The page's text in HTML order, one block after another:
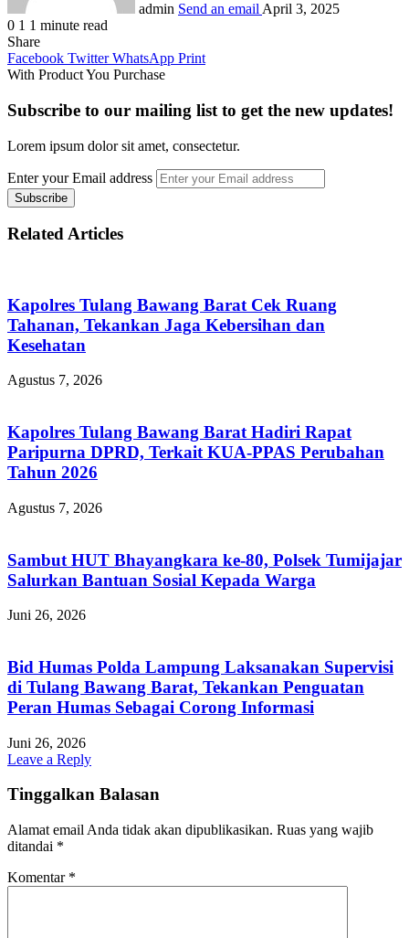
admin Send an email April 3, 2025
0 1 1 minute read
Share
Facebook Twitter WhatsApp Print
With Product You Purchase
Subscribe to our mailing list to get the new updates!
Lorem ipsum dolor sit amet, consectetur.
Enter your Email address
Related Articles
Kapolres Tulang Bawang Barat Cek Ruang
Tahanan, Tekankan Jaga Kebersihan dan
Kesehatan
Agustus 7, 2026
Kapolres Tulang Bawang Barat Hadiri Rapat
Paripurna DPRD, Terkait KUA-PPAS Perubahan
Tahun 2026
Agustus 7, 2026
Sambut HUT Bhayangkara ke-80, Polsek Tumijajar
Salurkan Bantuan Sosial Kepada Warga
Juni 26, 2026
Bid Humas Polda Lampung Laksanakan Supervisi
di Tulang Bawang Barat, Tekankan Penguatan
Peran Humas Sebagai Corong Informasi
Juni 26, 2026
Leave a Reply
Tinggalkan Balasan
Alamat email Anda tidak akan dipublikasikan. Ruas yang wajib
ditandai *
Komentar *